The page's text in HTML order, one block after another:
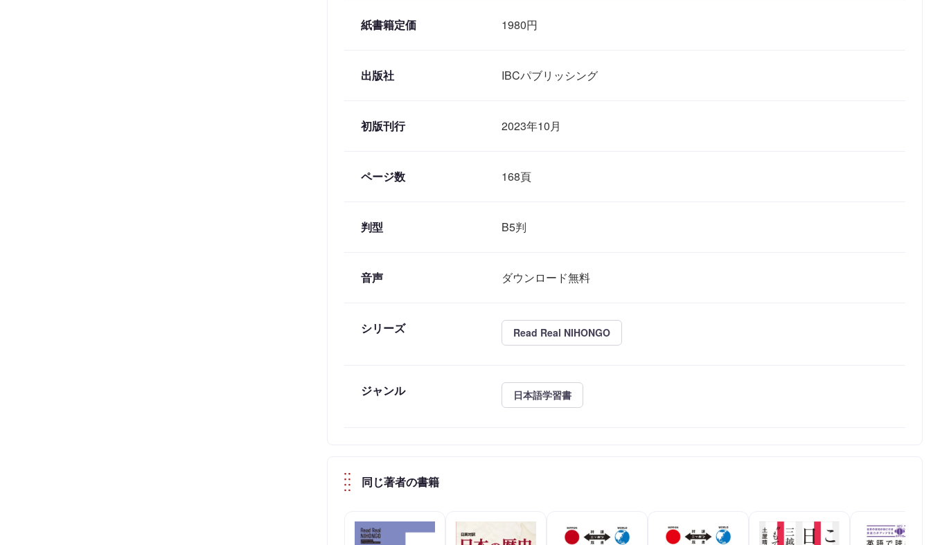
紙書籍定価 1980円
出版社 IBCパブリッシング
初版刊行 2023年10月
ページ数 168頁
判型 B5判
音声 ダウンロード無料
シリーズ Read Real NIHONGO
ジャンル 日本語学習書
同じ著者の書籍